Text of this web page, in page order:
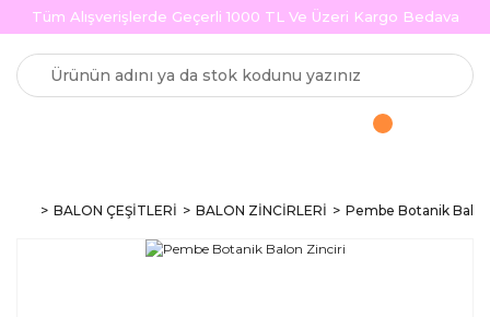
Tüm Alışverişlerde Geçerli 1000 TL Ve Üzeri Kargo Bedava
BALON ÇEŞİTLERİ BALON ZİNCİRLERİ Pembe Botanik